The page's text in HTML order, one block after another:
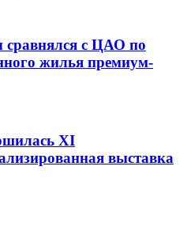
сравнялся с ЦАО по
жилья премиум-
XI
выставка